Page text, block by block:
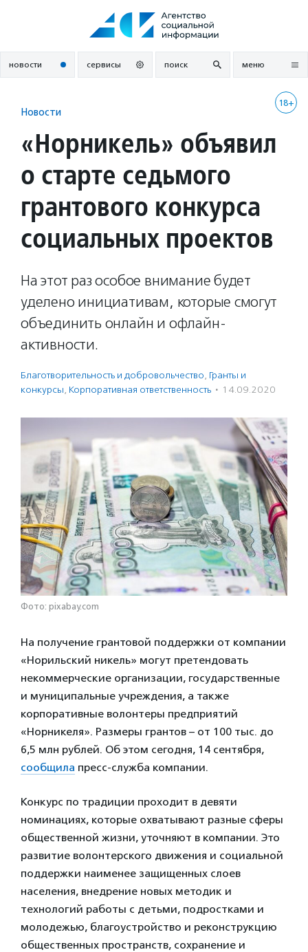
новости сервисы поиск меню
18+
Новости
«Норникель» объявил
о старте седьмого
грантового конкурса
социальных проектов
На этот раз особое внимание будет
уделено инициативам, которые смогут
объединить онлайн и офлайн-
активности.
Благотвори­тель­ность и доброволь­чест­во, Гранты и
конкурсы, Корпоративная ответственность · 14.09.2020
Фото: pixabay.com
На получение грантовой поддержки от компании
«Норильский никель» могут претендовать
некоммерческие организации, государственные
и муниципальные учреждения, а также
корпоративные волонтеры предприятий
«Норникеля». Размеры грантов – от 100 тыс. до
6,5 млн рублей. Об этом сегодня, 14 сентября,
сообщила пресс-служба компании.
Конкурс по традиции проходит в девяти
номинациях, которые охватывают разные сферы
общественной жизни, уточняют в компании. Это
развитие волонтерского движения и социальной
поддержки наименее защищенных слоев
населения, внедрение новых методик и
технологий работы с детьми, подростками и
молодежью, благоустройство и реконструкцию
общественных пространств, сохранение и